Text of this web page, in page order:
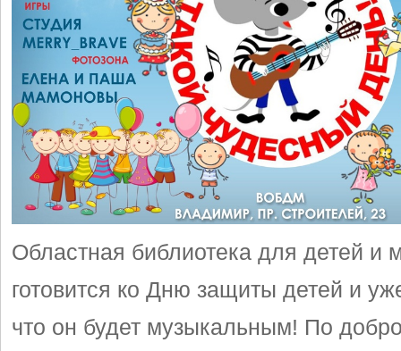
Областная библиотека для детей и
готовится ко Дню защиты детей и
что он будет музыкальным! По